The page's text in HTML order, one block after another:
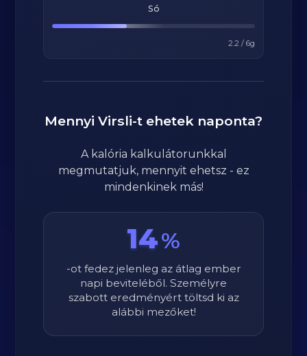
Só
2.2/ 6g
Mennyi Virsli-t ehetek naponta?
A kalória kalkulátorunkkal
megmutatjuk, mennyit ehetsz - ez
mindenkinek más!
14%
-ot fedez jelenleg az átlag ember
napi beviteléből. Személyre
szabott eredményért töltsd ki az
alábbi mezőket!